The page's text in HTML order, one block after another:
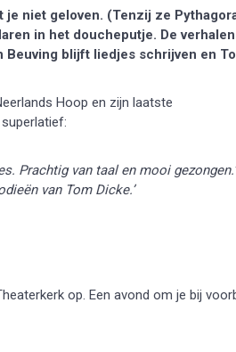
je niet geloven. (Tenzij ze
in het doucheputje. De
Beuving blijft liedjes schrijven en
Hoop en zijn laatste
Prachtig van taal en mooi gezongen.’
van Tom Dicke.’
op. Een avond om je bij